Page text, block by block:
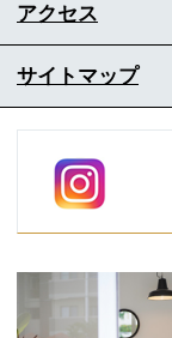
アクセス
サイトマップ